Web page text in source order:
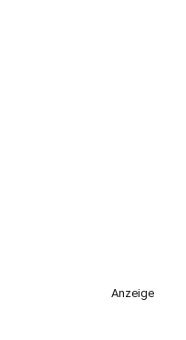
Anzeige